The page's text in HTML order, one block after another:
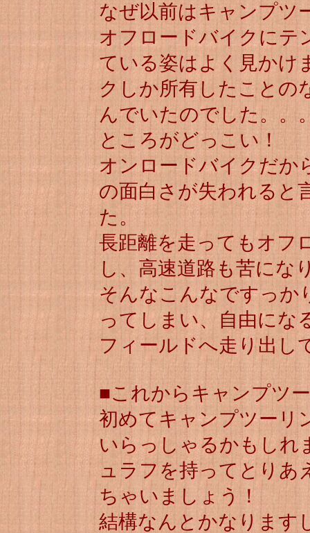
なぜ以前はキャンプツ
オフロードバイクにテ
ている姿はよく見かけ
クしか所有したことの
んでいたのでした。。
ところがどっこい！
オンロードバイクだか
の面白さが失われると
た。
長距離を走ってもオフ
し、高速道路も苦にな
そんなこんなですっか
ってしまい、自由にな
フィールドへ走り出し
■これからキャンプツ
初めてキャンプツーリ
いらっしゃるかもしれ
ュラフを持ってとりあ
ちゃいましょう！
結構なんとかなります